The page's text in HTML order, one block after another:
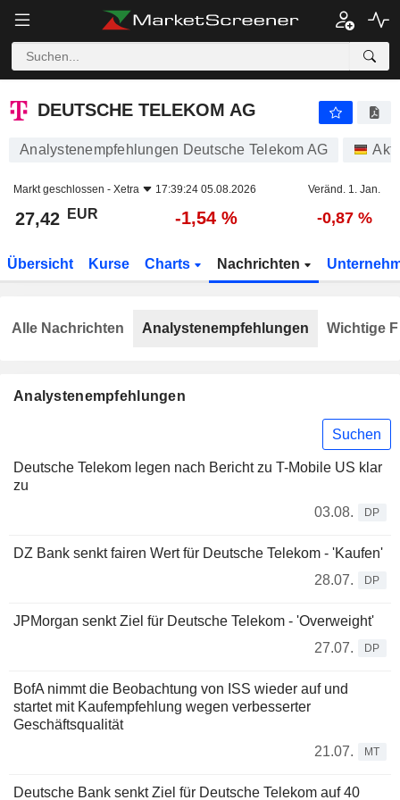
DEUTSCHE TELEKOM AG
DEUTSCHE TELEKOM AG
Analystenempfehlungen Deutsche Telekom AG
Markt geschlossen - Xetra 17:39:24 05.08.2026 Veränd. 1. Jan.
27,42 EUR -1,54 % -0,87 %
Übersicht Kurse Charts Nachrichten
Analystenempfehlungen
Suchen
Deutsche Telekom legen nach Bericht zu T-Mobile US klar
zu
03.08.
DP
DZ Bank senkt fairen Wert für Deutsche Telekom - 'Kaufen'
28.07.
DP
JPMorgan senkt Ziel für Deutsche Telekom - 'Overweight'
27.07.
DP
BofA nimmt die Beobachtung von ISS wieder auf und
startet mit Kaufempfehlung wegen verbesserter
Geschäftsqualität
21.07.
MT
Deutsche Bank senkt Ziel für Deutsche Telekom auf 40
Alle Nachrichten Analystenempfehlungen Wichtige